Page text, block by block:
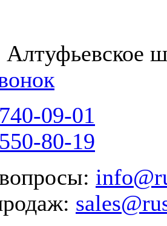
09-01
80-19